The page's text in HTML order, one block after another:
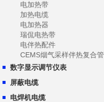
电加热带
加热电缆
电加热器
瑞侃电热带
电伴热配件
CEMS烟气采样伴热复合管
数字显示调节仪表
屏蔽电缆
电焊机电缆